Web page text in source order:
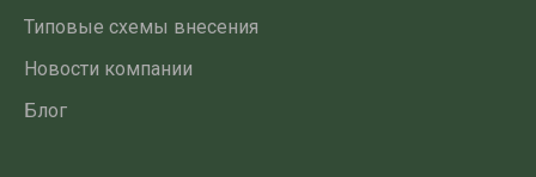
Типовые схемы внесения
Новости компании
Блог